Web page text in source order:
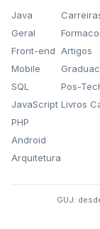
Java
Geral
Front-end
Mobile
SQL
JavaScript
PHP
Android
Arquitetura
Artigos
Pos-
Livros
GUJ: